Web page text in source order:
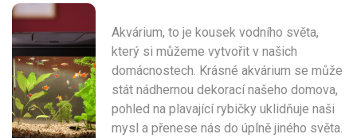
Akvárium, to je kousek vodního světa,
který si můžeme vytvořit v našich
domácnostech. Krásné akvárium se může
stát nádhernou dekorací našeho domova,
pohled na plavající rybičky uklidňuje naši
mysl a přenese nás do úplně jiného světa.